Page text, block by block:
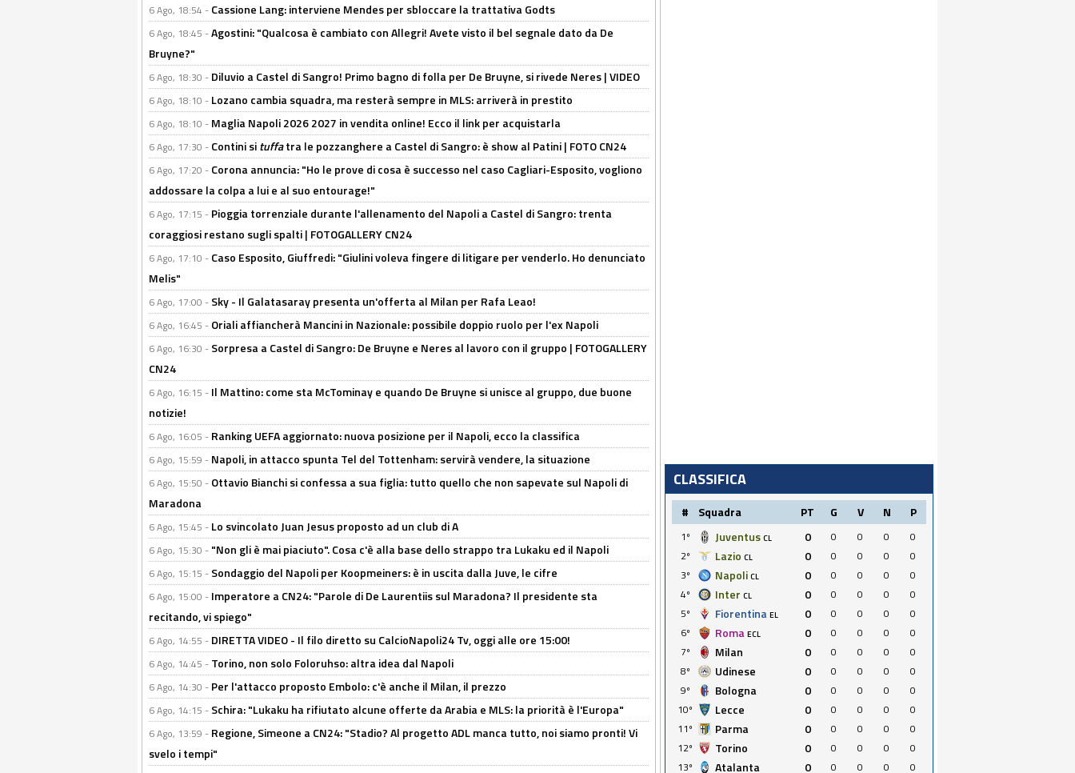
6 Ago, 18:54 - Cassione Lang: interviene Mendes per sbloccare la trattativa Godts
6 Ago, 18:45 -Agostini: "Qualcosa è cambiato con Allegri! Avete visto il bel segnale dato da De
Bruyne?"
6 Ago, 18:30 - Diluvio a Castel di Sangro! Primo bagno di folla per De Bruyne, si rivede Neres | VIDEO
6 Ago, 18:10 - Lozano cambia squadra, ma resterà sempre in MLS: arriverà in prestito
6 Ago, 18:10 - Maglia Napoli 2026 2027 in vendita online! Ecco il link per acquistarla
6 Ago, 17:30 - Contini situffatra le pozzanghere a Castel di Sangro: è show al Patini | FOTO CN24
6 Ago, 17:20 - Corona annuncia: "Ho le prove di cosa è successo nel caso Cagliari-Esposito, vogliono
addossare la colpa a lui e al suo entourage!"
6 Ago, 17:15 - Pioggia torrenziale durante l'allenamento del Napoli a Castel di Sangro: trenta
coraggiosi restano sugli spalti | FOTOGALLERY CN24
6 Ago, 17:10 - Caso Esposito, Giuffredi: "Giulini voleva fingere di litigare per venderlo. Ho denunciato
Melis"
6 Ago, 17:00 - Sky - Il Galatasaray presenta un'offerta al Milan per Rafa Leao!
6 Ago, 16:45 - Oriali affiancherà Mancini in Nazionale: possibile doppio ruolo per l'ex Napoli
6 Ago, 16:30 - Sorpresa a Castel di Sangro: De Bruyne e Neres al lavoro con il gruppo | FOTOGALLERY
CN24
6 Ago, 16:15 - Il Mattino: come sta McTominay e quando De Bruyne si unisce al gruppo, due buone
notizie!
6 Ago, 16:05 - Ranking UEFA aggiornato: nuova posizione per il Napoli, ecco la classifica
6 Ago, 15:59 - Napoli, in attacco spunta Tel del Tottenham: servirà vendere, la situazione
6 Ago, 15:50 - Ottavio Bianchi si confessa a sua figlia: tutto quello che non sapevate sul Napoli di
Maradona
6 Ago, 15:45 - Lo svincolato Juan Jesus proposto ad un club di A
6 Ago, 15:30 - "Non gli è mai piaciuto". Cosa c'è alla base dello strappo tra Lukaku ed il Napoli
6 Ago, 15:15 - Sondaggio del Napoli per Koopmeiners: è in uscita dalla Juve, le cifre
6 Ago, 15:00 - Imperatore a CN24: "Parole di De Laurentiis sul Maradona? Il presidente sta
recitando, vi spiego"
6 Ago, 14:55 - DIRETTA VIDEO - Il filo diretto su CalcioNapoli24 Tv, oggi alle ore 15:00!
6 Ago, 14:45 - Torino, non solo Foloruhso: altra idea dal Napoli
6 Ago, 14:30 - Per l'attacco proposto Embolo: c'è anche il Milan, il prezzo
6 Ago, 14:15 - Schira: "Lukaku ha rifiutato alcune offerte da Arabia e MLS: la priorità è l'Europa"
6 Ago, 13:59 - Regione, Simeone a CN24: "Stadio? Al progetto ADL manca tutto, noi siamo pronti! Vi
svelo i tempi"
CLASSIFICA
# Squadra PT G V N P
1º Juventus CL 0 0 0 0
0
2º
Lazio CL 0 0 0 0
0
3º
Napoli CL 0 0 0 0
0
4º
Inter CL 0 0 0 0
0
5º
Fiorentina EL 0 0 0 0
0
6º
Roma ECL 0 0 0 0
0
7º
Milan 0 0 0 0
0
8º
Udinese 0 0 0 0
0
9º
Bologna 0 0 0 0
0
10º
Lecce 0 0 0 0
0
11º
Parma 0 0 0 0
0
12º
Torino 0 0 0 0
0
13º
Atalanta 0 0 0 0 0